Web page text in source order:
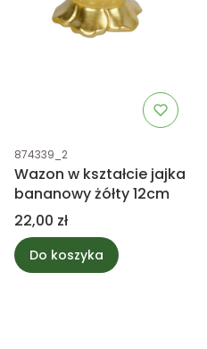
Kod produktu
874339_2
Wazon w kształcie jajka
bananowy żółty 12cm
Cena
22,00 zł
Do koszyka